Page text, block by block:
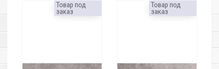
Товар под
заказ
Товар под
заказ